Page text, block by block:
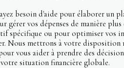
besoin d'aide pour élaborer un
gérer vos dépenses de manière
spécifique ou pour optimiser vos
Nous mettrons à votre disposition
vous aider à prendre des
situation financière globale.